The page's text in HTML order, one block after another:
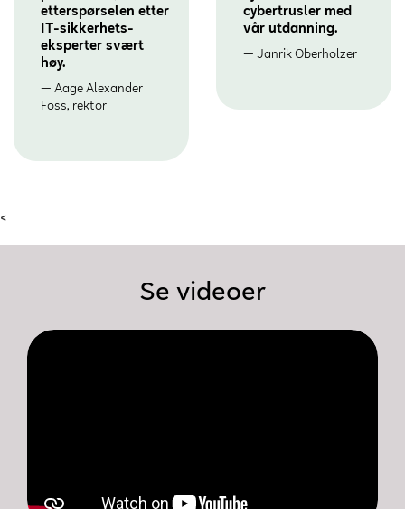
etterspørselen etter
IT-sikkerhets­
eksperter svært
høy.
Aage Alexander
Foss, rektor
cybertrusler med
vår utdanning.
Janrik Oberholzer
<
Se videoer